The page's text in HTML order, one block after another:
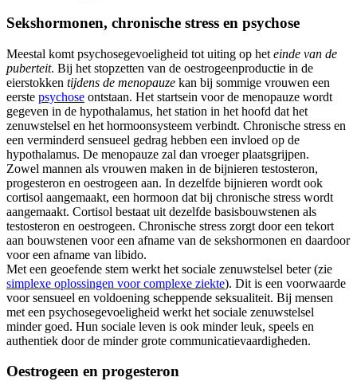
Sekshormonen, chronische stress en psychose
Meestal komt psychosegevoeligheid tot uiting op het einde van de
puberteit. Bij het stopzetten van de oestrogeenproductie in de
eierstokken tijdens de menopauze kan bij sommige vrouwen een
eerste psychose ontstaan. Het startsein voor de menopauze wordt
gegeven in de hypothalamus, het station in het hoofd dat het
zenuwstelsel en het hormoonsysteem verbindt. Chronische stress en
een verminderd sensueel gedrag hebben een invloed op de
hypothalamus. De menopauze zal dan vroeger plaatsgrijpen.
Zowel mannen als vrouwen maken in de bijnieren testosteron,
progesteron en oestrogeen aan. In dezelfde bijnieren wordt ook
cortisol aangemaakt, een hormoon dat bij chronische stress wordt
aangemaakt. Cortisol bestaat uit dezelfde basisbouwstenen als
testosteron en oestrogeen. Chronische stress zorgt door een tekort
aan bouwstenen voor een afname van de sekshormonen en daardoor
voor een afname van libido.
Met een geoefende stem werkt het sociale zenuwstelsel beter (zie
simplexe oplossingen voor complexe ziekte). Dit is een voorwaarde
voor sensueel en voldoening scheppende seksualiteit. Bij mensen
met een psychosegevoeligheid werkt het sociale zenuwstelsel
minder goed. Hun sociale leven is ook minder leuk, speels en
authentiek door de minder grote communicatievaardigheden.
Oestrogeen en progesteron